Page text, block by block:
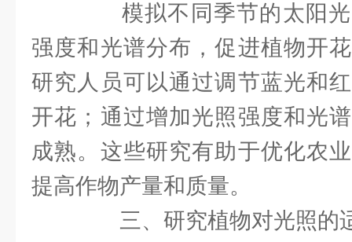
模拟不同季节的太阳光
强度和光谱分布，促进植物开
研究人员可以通过调节蓝光和
开花；通过增加光照强度和光
成熟。这些研究有助于优化农
提高作物产量和质量。
三、研究植物对光照的